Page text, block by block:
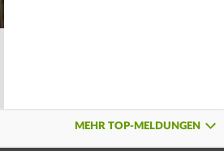
MEHR TOP-MELDUNGEN